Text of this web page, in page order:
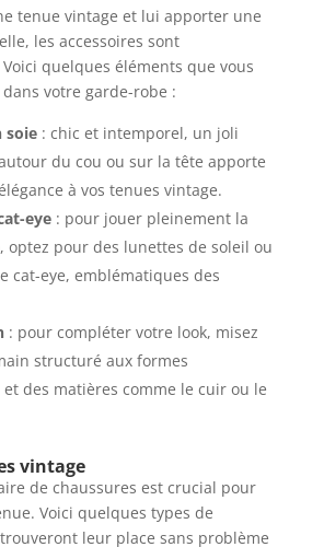
tenue vintage et lui apporter une
les accessoires sont
quelques éléments que vous
votre garde-robe :
soie: chic et intemporel, un joli
du cou ou sur la tête apporte
à vos tenues vintage.
eye: pour jouer pleinement la
optez pour des lunettes de soleil ou
cat-eye, emblématiques des
: pour compléter votre look, misez
structuré aux formes
des matières comme le cuir ou le
vintage
de chaussures est crucial pour
Voici quelques types de
leur place sans problème